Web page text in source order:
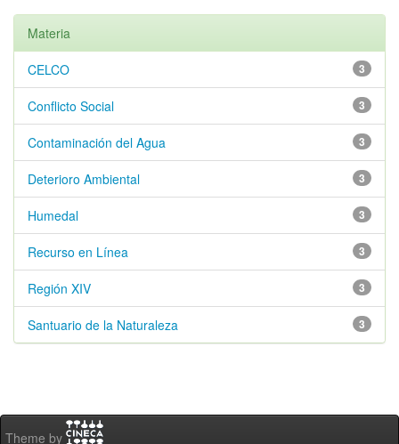
Materia
3
CELCO
3
Conflicto Social
3
Contaminación del Agua
3
Deterioro Ambiental
3
Humedal
3
Recurso en Línea
3
Región XIV
3
Santuario de la Naturaleza
Theme by